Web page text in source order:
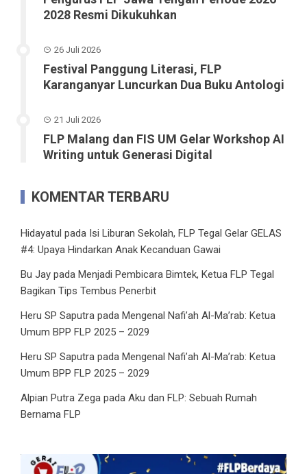
2028 Resmi Dikukuhkan
26 Juli 2026
Festival Panggung Literasi, FLP
Karanganyar Luncurkan Dua Buku Antologi
21 Juli 2026
FLP Malang dan FIS UM Gelar Workshop AI
Writing untuk Generasi Digital
KOMENTAR TERBARU
Hidayatul pada Isi Liburan Sekolah, FLP Tegal Gelar GELAS
#4: Upaya Hindarkan Anak Kecanduan Gawai
Bu Jay pada Menjadi Pembicara Bimtek, Ketua FLP Tegal
Bagikan Tips Tembus Penerbit
Heru SP Saputra pada Mengenal Nafi’ah Al-Ma’rab: Ketua
Umum BPP FLP 2025 – 2029
Heru SP Saputra pada Mengenal Nafi’ah Al-Ma’rab: Ketua
Umum BPP FLP 2025 – 2029
Alpian Putra Zega pada Aku dan FLP: Sebuah Rumah
Bernama FLP